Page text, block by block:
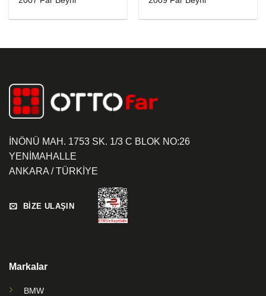
İNÖNÜ MAH. 1753 SK. 1/3 C BLOK NO:26
YENİMAHALLE
ANKARA / TÜRKİYE
BİZE ULAŞIN
Markalar
BMW